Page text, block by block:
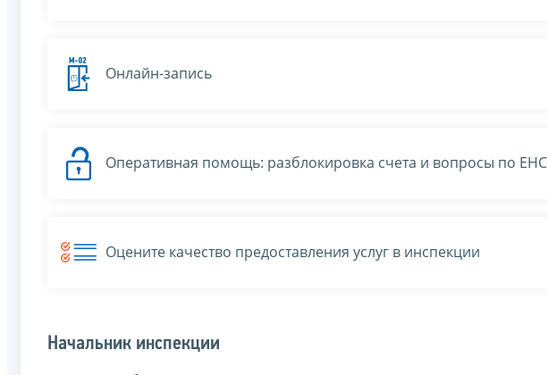
Онлайн-запись
Оперативная помощь: разблокировка счета и вопросы по ЕНС
Оцените качество предоставления услуг в инспекции
Начальник инспекции